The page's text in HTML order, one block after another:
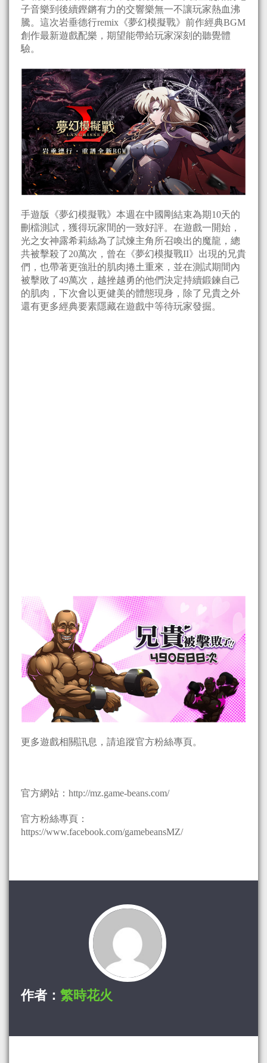
子音樂到後續鏗鏘有力的交響樂無一不讓玩家熱血沸
騰。這次岩垂德行remix《夢幻模擬戰》前作經典BGM
創作最新遊戲配樂，期望能帶給玩家深刻的聽覺體
驗。
手遊版《夢幻模擬戰》本週在中國剛結束為期10天的
刪檔測試，獲得玩家間的一致好評。在遊戲一開始，
光之女神露希莉絲為了試煉主角所召喚出的魔龍，總
共被擊殺了20萬次，曾在《夢幻模擬戰II》出現的兄貴
們，也帶著更強壯的肌肉捲土重來，並在測試期間內
被擊敗了49萬次，越挫越勇的他們決定持續鍛鍊自己
的肌肉，下次會以更健美的體態現身，除了兄貴之外
還有更多經典要素隱藏在遊戲中等待玩家發掘。
更多遊戲相關訊息，請追蹤官方粉絲專頁。
官方網站：http://mz.game-beans.com/
官方粉絲專頁：
https://www.facebook.com/gamebeansMZ/
作者： 繁時花火